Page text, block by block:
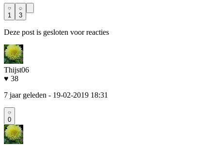
1 3
Deze post is gesloten voor reacties
Thijst06
♥ 38
7 jaar geleden - 19-02-2019 18:31
0